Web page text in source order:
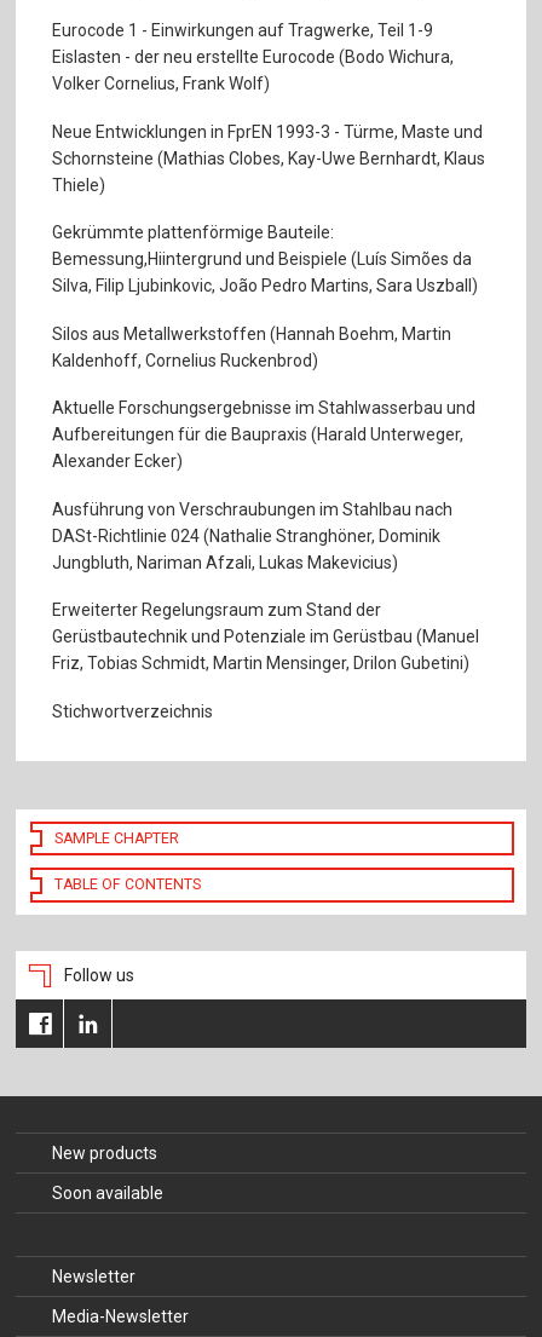
Eurocode 1 - Einwirkungen auf Tragwerke, Teil 1-9
Eislasten - der neu erstellte Eurocode (Bodo Wichura,
Volker Cornelius, Frank Wolf)
Neue Entwicklungen in FprEN 1993-3 - Türme, Maste und
Schornsteine (Mathias Clobes, Kay-Uwe Bernhardt, Klaus
Thiele)
Gekrümmte plattenförmige Bauteile:
Bemessung,Hiintergrund und Beispiele (Luís Simões da
Silva, Filip Ljubinkovic, João Pedro Martins, Sara Uszball)
Silos aus Metallwerkstoffen (Hannah Boehm, Martin
Kaldenhoff, Cornelius Ruckenbrod)
Aktuelle Forschungsergebnisse im Stahlwasserbau und
Aufbereitungen für die Baupraxis (Harald Unterweger,
Alexander Ecker)
Ausführung von Verschraubungen im Stahlbau nach
DASt-Richtlinie 024 (Nathalie Stranghöner, Dominik
Jungbluth, Nariman Afzali, Lukas Makevicius)
Erweiterter Regelungsraum zum Stand der
Gerüstbautechnik und Potenziale im Gerüstbau (Manuel
Friz, Tobias Schmidt, Martin Mensinger, Drilon Gubetini)
Stichwortverzeichnis
SAMPLE CHAPTER
TABLE OF CONTENTS
Follow us
New products
Soon available
Newsletter
Media-Newsletter